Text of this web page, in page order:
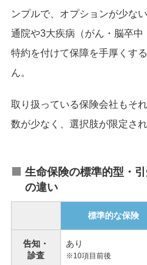
ンプルで、オプションが少な
通院や3大疾病（がん・脳卒
特約を付けて保障を手厚くす
ん。
取り扱っている保険会社もそ
数が少なく、選択肢が限定さ
生命保険の標準的型・
の違い
標準的な保険
告知・
診査
あり
※10項目前後